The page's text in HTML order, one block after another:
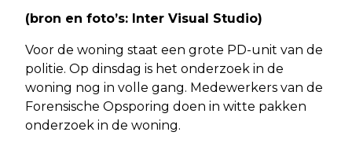
(bron en foto’s: Inter Visual Studio)
Voor de woning staat een grote PD-unit van de
politie. Op dinsdag is het onderzoek in de
woning nog in volle gang. Medewerkers van de
Forensische Opsporing doen in witte pakken
onderzoek in de woning.